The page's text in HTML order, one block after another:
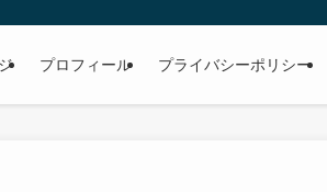
プロフィール プライバシーポリシー